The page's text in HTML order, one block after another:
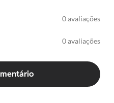
0 avaliações
0 avaliações